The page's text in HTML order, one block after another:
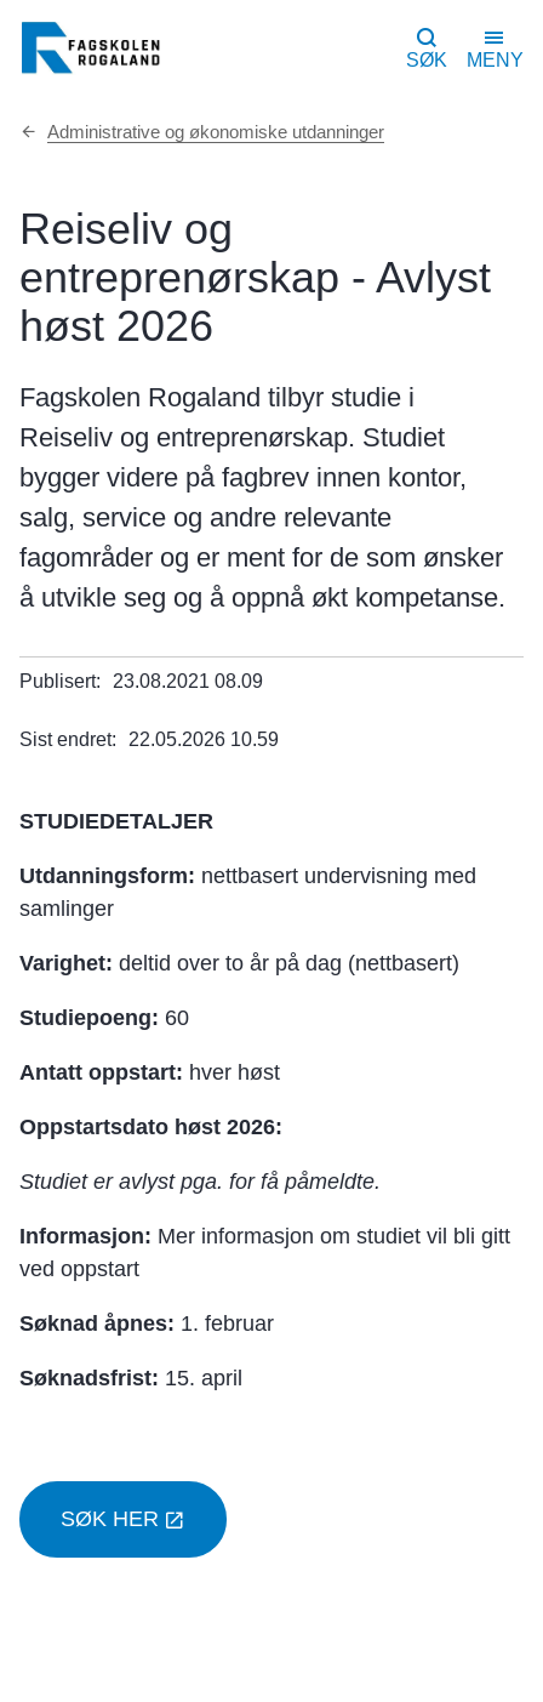
SØK MENY
Du Administrative og økonomiske utdanninger
Reiseliv og
entreprenørskap - Avlyst
høst 2026
Fagskolen Rogaland tilbyr studie i
Reiseliv og entreprenørskap. Studiet
bygger videre på fagbrev innen kontor,
salg, service og andre relevante
fagområder og er ment for de som ønsker
å utvikle seg og å oppnå økt kompetanse.
Publisert 23.08.2021 08.09
Sist endret 22.05.2026 10.59
STUDIEDETALJER
Utdanningsform: nettbasert undervisning med
samlinger
Varighet: deltid over to år på dag (nettbasert)
Studiepoeng: 60
Antatt oppstart: hver høst
Oppstartsdato høst 2026:
Studiet er avlyst pga. for få påmeldte.
Informasjon: Mer informasjon om studiet vil bli gitt
ved oppstart
Søknad åpnes: 1. februar
Søknadsfrist: 15. april
SØK HER